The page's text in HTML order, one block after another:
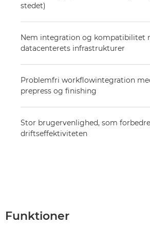
stedet)
Nem integration og kompatibilitet
datacenterets infrastrukturer
Problemfri workflowintegration
prepress og finishing
Stor brugervenlighed, som
driftseffektiviteten
Funktioner